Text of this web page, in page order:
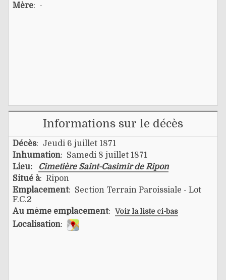
Mère: -
Informations sur le décès
Décès: Jeudi 6 juillet 1871
Inhumation: Samedi 8 juillet 1871
Lieu:
Cimetière Saint-Casimir de Ripon
Situé à: Ripon
Emplacement: Section Terrain Paroissiale - Lot
F.C.2
Au même emplacement: Voir la liste ci-bas
Localisation: